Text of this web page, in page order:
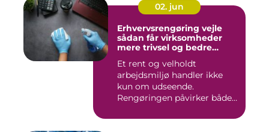
02. jun
Erhvervsrengøring vejle
sådan får virksomheder
mere trivsel og bedre
Et rent og velholdt
arbejdsmiljø handler ikke
kun om udseende.
Rengøringen påvirker både